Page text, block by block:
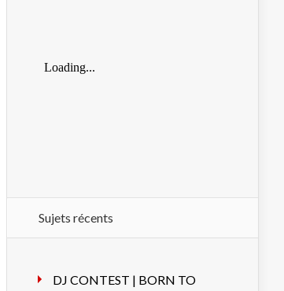
Sujets récents
DJ CONTEST | BORN TO